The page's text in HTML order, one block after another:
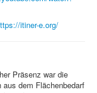
itiner-e.org/
Präsenz war die
dem Flächenbedarf